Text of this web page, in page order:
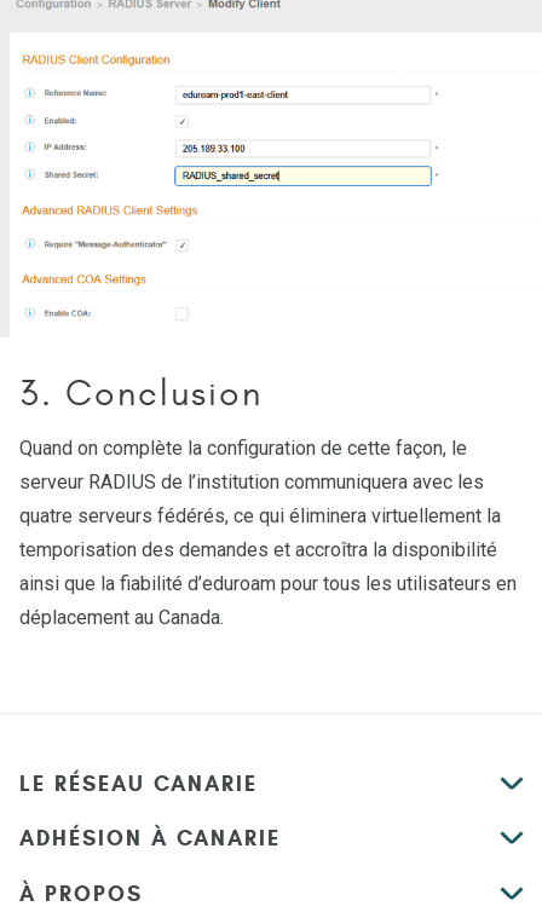
3. Conclusion
Quand on complète la configuration de cette façon, le
serveur RADIUS de l’institution communiquera avec les
quatre serveurs fédérés, ce qui éliminera virtuellement la
temporisation des demandes et accroîtra la disponibilité
ainsi que la fiabilité d’eduroam pour tous les utilisateurs en
déplacement au Canada.
LE RÉSEAU CANARIE
ADHÉSION À CANARIE
À PROPOS